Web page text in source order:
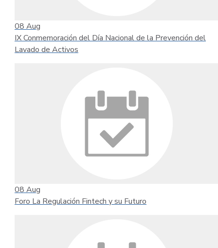
08 Aug
IX Conmemoración del Día Nacional de la Prevención del
Lavado de Activos
08 Aug
Foro La Regulación Fintech y su Futuro